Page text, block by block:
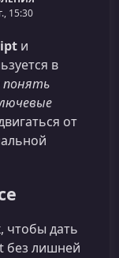
15:30
и
в
понять
от
чтобы дать
без лишней